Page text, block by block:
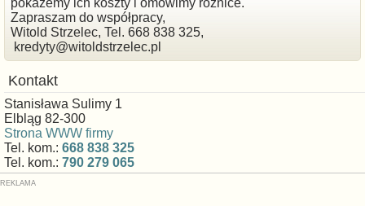
pokażemy ich koszty i omówimy różnice.
Zapraszam do współpracy,
Witold Strzelec, Tel. 668 838 325,
kredyty@witoldstrzelec.pl
Kontakt
Stanisława Sulimy 1
Elbląg 82-300
Strona WWW firmy
Tel. kom.: 668 838 325
Tel. kom.: 790 279 065